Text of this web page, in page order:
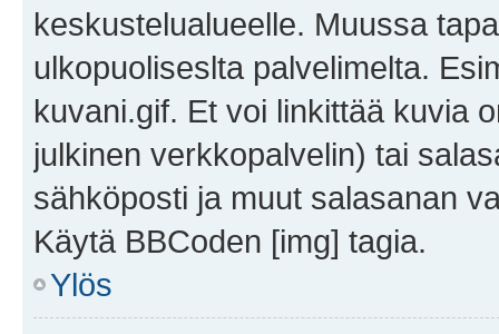
keskustelualueelle. Muussa
ulkopuoliseslta palvelimelta.
kuvani.gif. Et voi linkittää kuvia
julkinen verkkopalvelin) tai
sähköposti ja muut salasanan
Käytä BBCoden [img] tagia.
Ylös